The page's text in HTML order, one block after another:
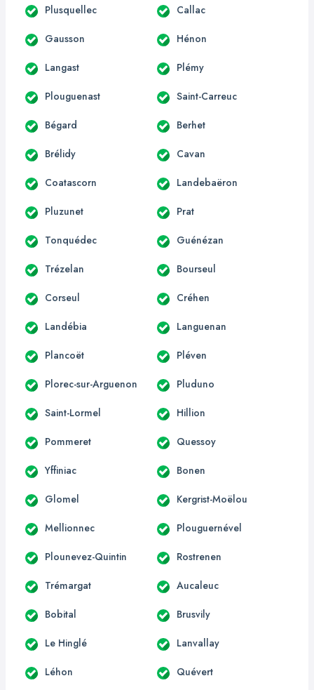
Plusquellec Callac
Gausson Hénon
Langast Plémy
Plouguenast Saint-Carreuc
Bégard Berhet
Brélidy Cavan
Coatascorn Landebaëron
Pluzunet Prat
Tonquédec Guénézan
Trézelan Bourseul
Corseul Créhen
Landébia Languenan
Plancoët Pléven
Plorec-sur-Arguenon Pluduno
Saint-Lormel Hillion
Pommeret Quessoy
Yffiniac Bonen
Glomel Kergrist-Moëlou
Mellionnec Plouguernével
Plounevez-Quintin Rostrenen
Trémargat Aucaleuc
Bobital Brusvily
Le Hinglé Lanvallay
Léhon Quévert